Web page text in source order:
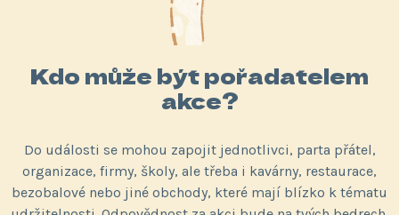
Kdo může být pořadatelem
akce?
Do události se mohou zapojit jednotlivci, parta přátel,
organizace, firmy, školy, ale třeba i kavárny, restaurace,
bezobalové nebo jiné obchody, které mají blízko k tématu